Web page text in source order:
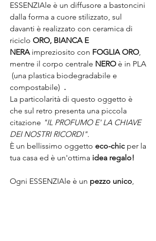
ESSENZIAle è un diffusore a bastoncini
dalla forma a cuore stilizzato, sul
davanti è realizzato con ceramica di
riciclo ORO, BIANCA E
NERA impreziosito con FOGLIA ORO,
mentre il corpo centrale NEROè in PLA
(una plastica biodegradabile e
compostabile) .
La particolarità di questo oggetto è
che sul retro presenta una piccola
citazione "IL PROFUMO E' LA CHIAVE
DEI NOSTRI RICORDI".
È un bellissimo oggetto eco-chic per la
tua casa ed è un'ottima idea regalo!
Ogni ESSENZIAle è un pezzo unico,